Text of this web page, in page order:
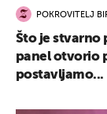
POKROVITELJ
Što je stvarno
panel otvorio
postavljamo...